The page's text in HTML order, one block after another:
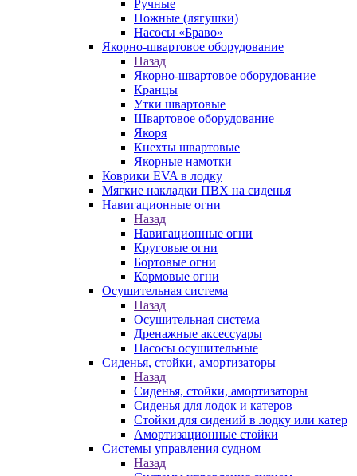
Ручные
Ножные (лягушки)
Насосы «Браво»
Якорно-швартовое оборудование
Назад
Якорно-швартовое оборудование
Кранцы
Утки швартовые
Швартовое оборудование
Якоря
Кнехты швартовые
Якорные намотки
Коврики EVA в лодку
Мягкие накладки ПВХ на сиденья
Навигационные огни
Назад
Навигационные огни
Круговые огни
Бортовые огни
Кормовые огни
Осушительная система
Назад
Осушительная система
Дренажные аксессуары
Насосы осушительные
Сиденья, стойки, амортизаторы
Назад
Сиденья, стойки, амортизаторы
Сиденья для лодок и катеров
Стойки для сидений в лодку или катер
Амортизационные стойки
Системы управления судном
Назад